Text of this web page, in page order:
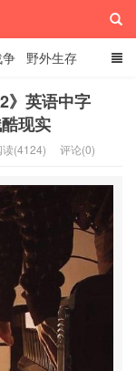
野外生存
》英语中字
现实
读(4124) 评论(0)